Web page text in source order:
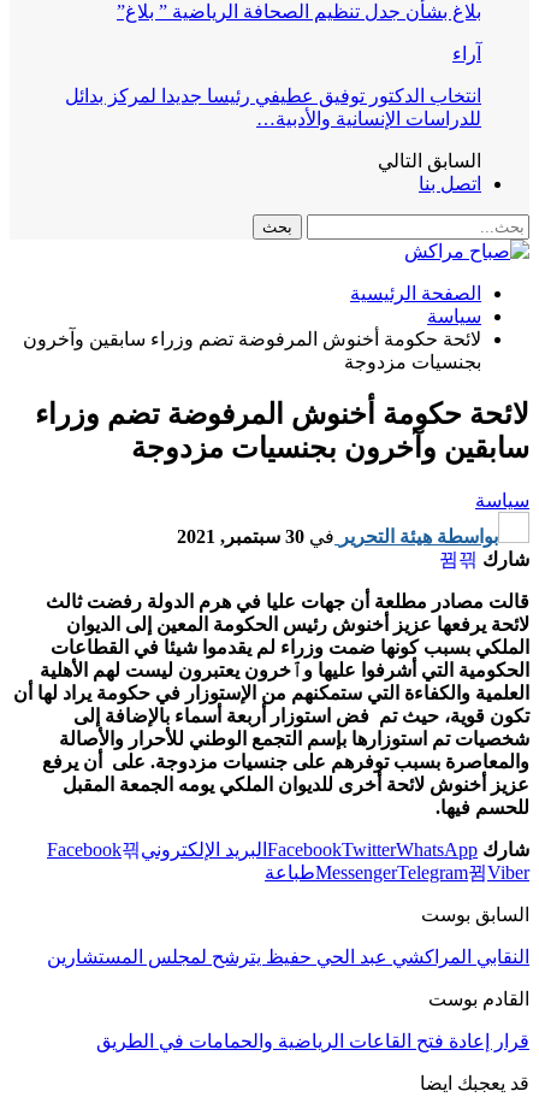
بلاغ بشأن جدل تنظيم الصحافة الرياضية ” بلاغ”
آراء
انتخاب الدكتور توفيق عطيفي رئيسا جديدا لمركز بدائل
للدراسات الإنسانية والأدبية…
السابق التالي
اتصل بنا
الصفحة الرئيسية
سياسة
لائحة حكومة أخنوش المرفوضة تضم وزراء سابقين وآخرون
بجنسيات مزدوجة
لائحة حكومة أخنوش المرفوضة تضم وزراء
سابقين وآخرون بجنسيات مزدوجة
سياسة
بواسطة هيئة التحرير في 30 سبتمبر, 2021
شارك
قالت مصادر مطلعة أن جهات عليا في هرم الدولة رفضت ثالث
لائحة يرفعها عزيز أخنوش رئيس الحكومة المعين إلى الديوان
الملكي بسبب كونها ضمت وزراء لم يقدموا شيئا في القطاعات
الحكومية التي أشرفوا عليها وٱخرون يعتبرون ليست لهم الأهلية
العلمية والكفاءة التي ستمكنهم من الإستوزار في حكومة يراد لها أن
تكون قوية، حيث تم فض استوزار أربعة أسماء بالإضافة إلى
شخصيات تم استوزارها بإسم التجمع الوطني للأحرار والأصالة
والمعاصرة بسبب توفرهم على جنسيات مزدوجة. على أن يرفع
عزيز أخنوش لائحة أخرى للديوان الملكي يومه الجمعة المقبل
للحسم فيها.
شارك FacebookTwitterWhatsApp البريد الإلكتروني
Facebook
MessengerTelegram Viber طباعة
السابق بوست
النقابي المراكشي عبد الحي حفيظ يترشح لمجلس المستشارين
القادم بوست
قرار إعادة فتح القاعات الرياضية والحمامات في الطريق
قد يعجبك ايضا